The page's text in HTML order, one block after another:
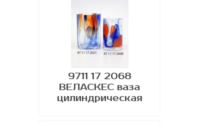
9711 17 2068
ВЕЛАСКЕС ваза
цилиндрическая